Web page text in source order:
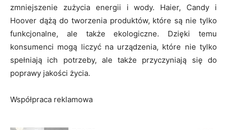
zmniejszenie zużycia energii i wody. Haier, Candy i
Hoover dążą do tworzenia produktów, które są nie tylko
funkcjonalne, ale także ekologiczne. Dzięki temu
konsumenci mogą liczyć na urządzenia, które nie tylko
spełniają ich potrzeby, ale także przyczyniają się do
poprawy jakości życia.
Współpraca reklamowa